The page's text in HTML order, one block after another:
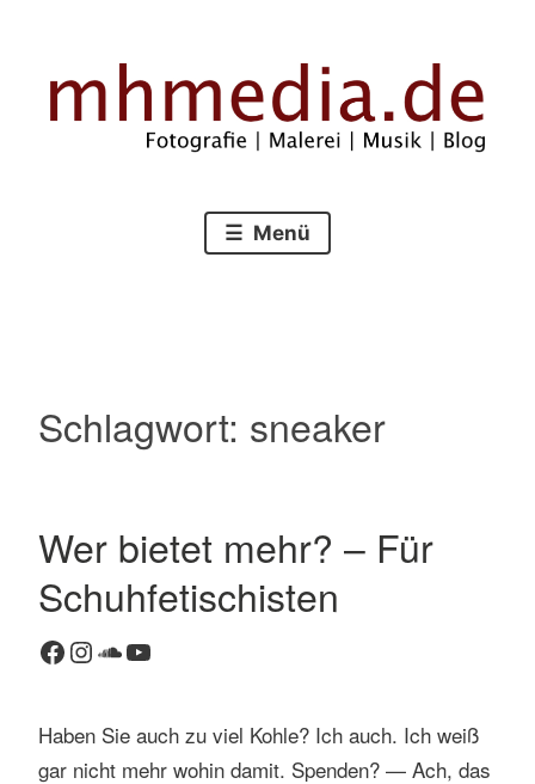
springen
mhmedia.de
Menü
Schlagwort: sneaker
Wer bietet mehr? – Für
Schuhfetischisten
Facebook
Instagram
SoundCloud
YouTube
Haben Sie auch zu viel Kohle? Ich auch. Ich weiß
gar nicht mehr wohin damit. Spenden? — Ach, das